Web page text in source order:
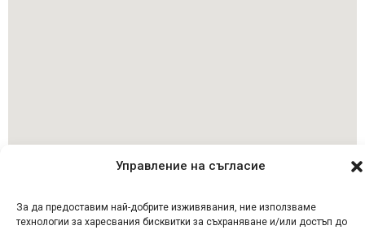
Управление на съгласие
За да предоставим най-добрите изживявания, ние използваме
технологии за харесвания бисквитки за съхраняване и/или достъп до
© 2023 Аптека Дина Мед, Всички права запазени